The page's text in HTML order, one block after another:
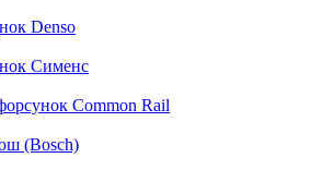
Denso
Сименс
Common Rail
(Bosch)